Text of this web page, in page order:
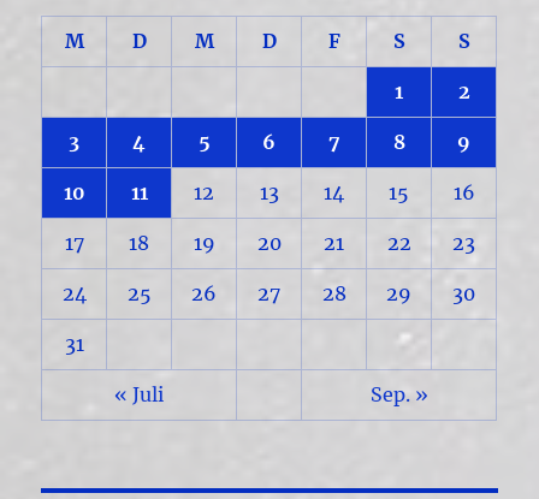
M D M D F S S
1 2
3 4 5 6 7 8 9
10 11 12 13 14 15 16
17 18 19 20 21 22 23
24 25 26 27 28 29 30
31
« Juli Sep. »